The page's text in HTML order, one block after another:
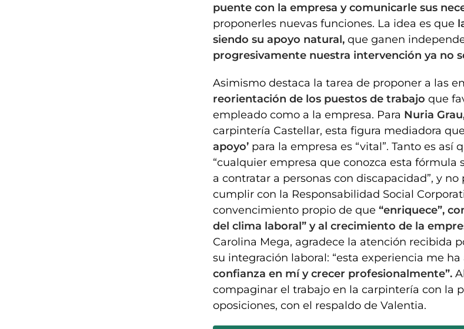
puente con la empresa y comunicarle sus
proponerles nuevas funciones. La idea es que
siendo su apoyo natural, que ganen
progresivamente nuestra intervención ya no
Asimismo destaca la tarea de proponer a las
reorientación de los puestos de trabajo que
empleado como a la empresa. Para Nuria
carpintería Castellar, esta figura mediadora
apoyo’ para la empresa es “vital”. Tanto es así
“cualquier empresa que conozca esta fórmula
a contratar a personas con discapacidad”, y
cumplir con la Responsabilidad Social
convencimiento propio de que “enriquece”,
del clima laboral” y al crecimiento de la
Carolina Mega, agradece la atención recibida
su integración laboral: “esta experiencia me ha
confianza en mí y crecer profesionalmente”.
compaginar el trabajo en la carpintería con la
oposiciones, con el respaldo de Valentia.